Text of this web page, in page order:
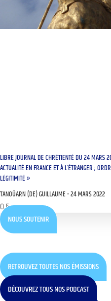
LIBRE JOURNAL DE CHRÉTIENTÉ DU 24 MARS
ACTUALITÉ EN FRANCE ET À L’ÉTRANGER ;
LÉGITIMITÉ »
TANOÜARN (DE) GUILLAUME 24 MARS 2022
NOUS SOUTENIR
RETROUVEZ TOUTES NOS ÉMISSIONS
DÉCOUVREZ TOUS NOS PODCAST